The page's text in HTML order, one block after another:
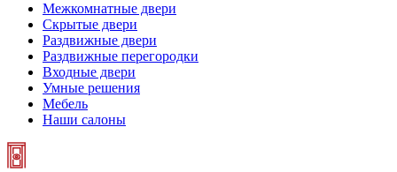
Межкомнатные двери
Скрытые двери
Раздвижные двери
Раздвижные перегородки
Входные двери
Умные решения
Мебель
Наши салоны